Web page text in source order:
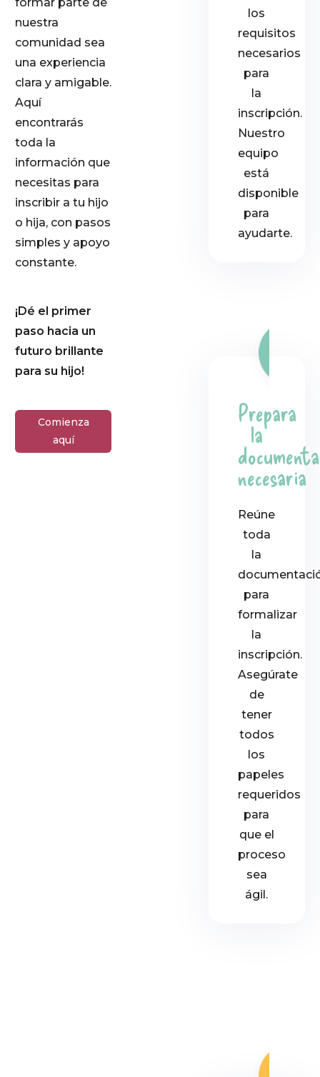
nuestra
comunidad sea
una experiencia
clara y amigable.
Aquí
encontrarás
toda la
información que
necesitas para
inscribir a tu hijo
o hija, con pasos
simples y apoyo
constante.
¡Dé el primer
paso hacia un
futuro brillante
para su hijo!
Comienza
aquí
los
requisitos
necesarios
para
la
inscripción.
Nuestro
equipo
está
disponible
para
ayudarte.
Prepara
la
necesaria
Reúne
toda
la
para
formalizar
la
inscripción.
Asegúrate
de
tener
todos
los
papeles
requeridos
para
que el
proceso
sea
ágil.